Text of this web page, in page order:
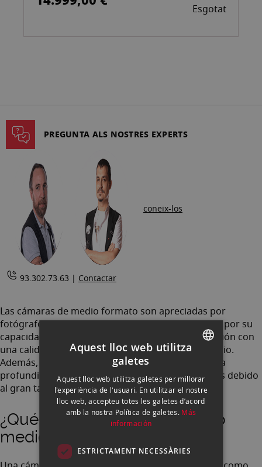
Esgotat
PREGUNTA ALS NOSTRES EXPERTS
coneix-los
93.302.73.63 | Contactar
Las cámaras de medio formato son apreciadas por
fotógrafos profesionales y aficionados avanzados por su
capacidad para capturar imágenes de alta resolución con
una calidad excepcional y un rango dinámico amplio.
Además, suelen permitir un mayor control sobre la
profundidad de campo y la nitidez de las imágenes debido
al gran tamaño de la película o del sensor.
¿Qué es la cámara de formato
medio?
ENGLISH
CATALAN
Aquest lloc web utilitza
galetes
Aquest lloc web utilitza galetes per millorar
l'experiència de l'usuari. En utilitzar el nostre
lloc web, accepteu totes les galetes d’acord
amb la nostra Política de galetes. Más
información
ESTRICTAMENT NECESSÀRIES